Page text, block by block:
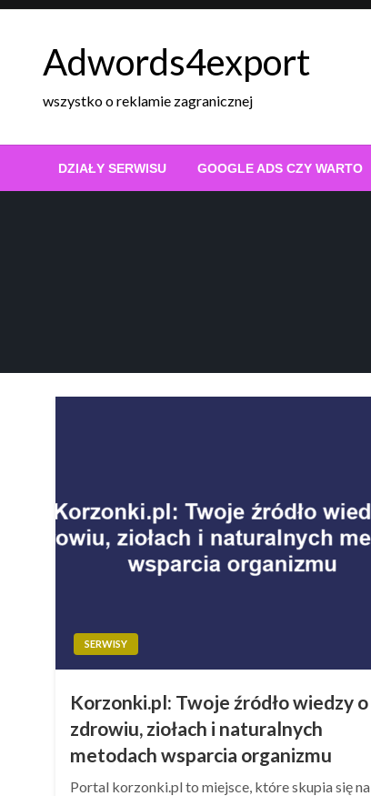
Skip
Adwords4export
wszystko o reklamie zagranicznej
DZIAŁY SERWISU GOOGLE ADS CZY WARTO
SERWISY
Korzonki.pl: Twoje źródło wiedzy o
zdrowiu, ziołach i naturalnych
metodach wsparcia organizmu
Portal korzonki.pl to miejsce, które skupia się na